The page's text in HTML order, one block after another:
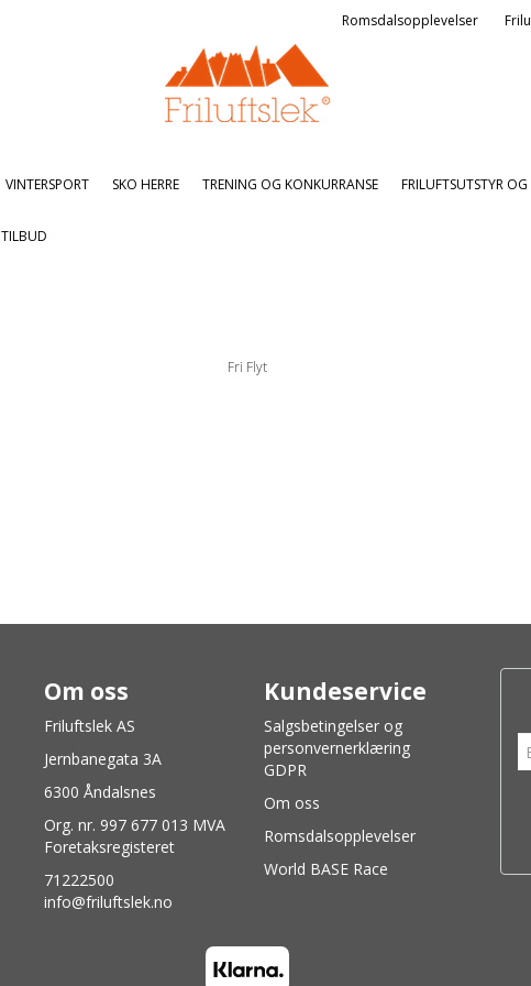
Romsdalsopplevelser
VINTERSPORT SKO HERRE TRENING OG KONKURRANSE FRILUFTSUTSTYR
TILBUD
Fri Flyt
Om oss
Friluftslek AS
Jernbanegata 3A
6300 Åndalsnes
Org. nr. 997 677 013 MVA
Foretaksregisteret
71222500
info@friluftslek.no
Kundeservice
Salgsbetingelser og
personvernerklæring
GDPR
Om oss
Romsdalsopplevelser
World BASE Race